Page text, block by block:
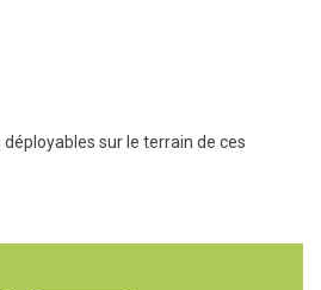
sur le terrain de ces